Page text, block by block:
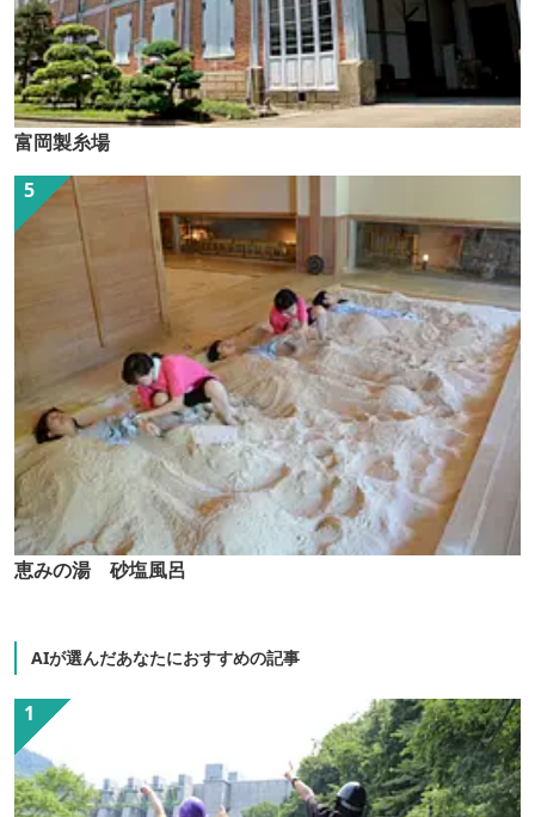
富岡製糸場
恵みの湯 砂塩風呂
AIが選んだあなたにおすすめの記事